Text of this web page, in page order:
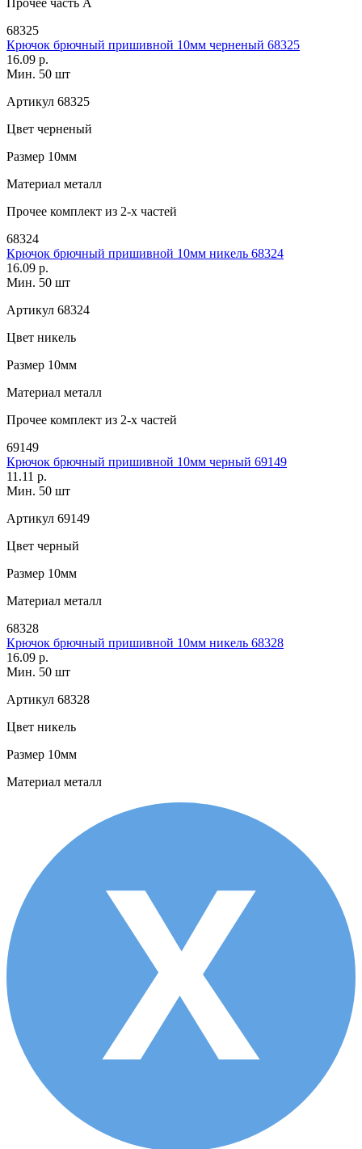
68325
Крючок брючный пришивной 10мм черненый 68325
16.09 р.
Мин. 50 шт
Артикул 68325
Цвет черненый
Размер 10мм
Материал металл
Прочее комплект из 2-х частей
68324
Крючок брючный пришивной 10мм никель 68324
16.09 р.
Мин. 50 шт
Артикул 68324
Цвет никель
Размер 10мм
Материал металл
Прочее комплект из 2-х частей
69149
Крючок брючный пришивной 10мм черный 69149
11.11 р.
Мин. 50 шт
Артикул 69149
Цвет черный
Размер 10мм
Материал металл
68328
Крючок брючный пришивной 10мм никель 68328
16.09 р.
Мин. 50 шт
Артикул 68328
Цвет никель
Размер 10мм
Материал металл